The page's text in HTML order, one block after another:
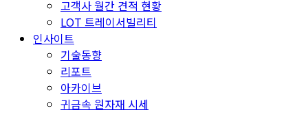
고객사 월간 견적 현황
LOT 트레이서빌리티
인사이트
기술동향
리포트
아카이브
귀금속 원자재 시세